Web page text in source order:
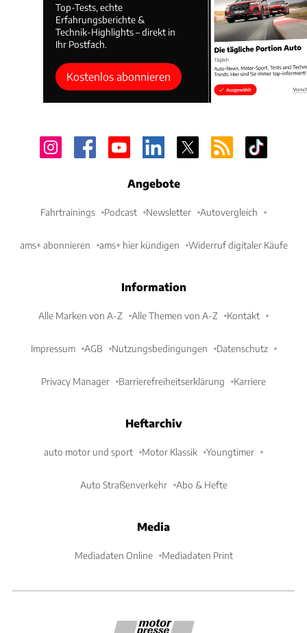
Top-Tests, echte
Erfahrungsberichte &
Technik-Highlights – direkt in
Ihr Postfach.
Kostenlos abonnieren
Angebote
Fahrtrainings Podcast Newsletter Autovergleich
ams+ abonnieren ams+ hier kündigen Widerruf digitaler Käufe
Information
Alle Marken von A-Z Alle Themen von A-Z Kontakt
Impressum AGB Nutzungsbedingungen Datenschutz
Privacy Manager Barrierefreiheitserklärung Karriere
Heftarchiv
auto motor und sport Motor Klassik Youngtimer
Auto Straßenverkehr Abo & Hefte
Media
Mediadaten Online Mediadaten Print